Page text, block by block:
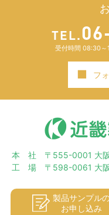
製品サンプル
お申し込み
合理的な安全対
委託された業務
目的と範囲、本
用・管理します
他の企業に委託
個人情報の開示
窓口までご連絡
やかに対応しま
TEL.
受付時間 08:30～
■ フ
本 社 〒555-0001 大阪
工 場 〒598-0061 大阪
Copyright© KINKI